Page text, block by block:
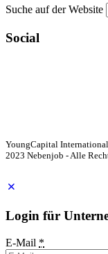
Suche auf der Website
Social
YoungCapital
2023 Nebenjob - Alle
Login für
E-Mail *